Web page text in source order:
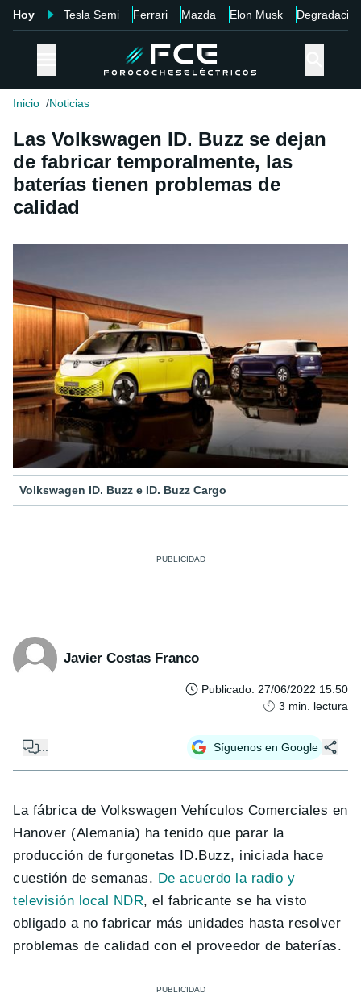
Hoy Tesla Semi Ferrari Mazda Elon Musk Degradación
Inicio Noticias
Las Volkswagen ID. Buzz se dejan
de fabricar temporalmente, las
baterías tienen problemas de
calidad
Volkswagen ID. Buzz e ID. Buzz Cargo
Javier Costas Franco
Publicado: 27/06/2022 15:50
3 min. lectura
Síguenos en Google
La fábrica de Volkswagen Vehículos Comerciales en
Hanover (Alemania) ha tenido que parar la
producción de furgonetas ID.Buzz, iniciada hace
cuestión de semanas. De acuerdo la radio y
televisión local NDR, el fabricante se ha visto
obligado a no fabricar más unidades hasta resolver
problemas de calidad con el proveedor de baterías.